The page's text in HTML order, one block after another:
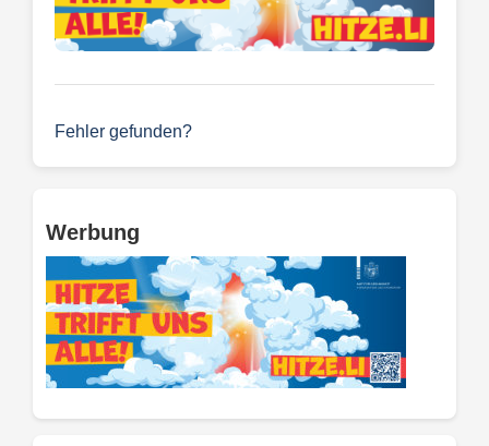
Fehler gefunden?
Werbung